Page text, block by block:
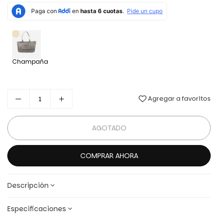
Champaña
Agregar a favoritos
AGOTADO
COMPRAR AHORA
Descripción
Especificaciones